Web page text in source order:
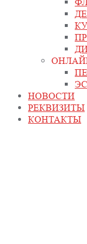
НОВОСТИ
РЕКВИЗИТЫ
КОНТАКТЫ